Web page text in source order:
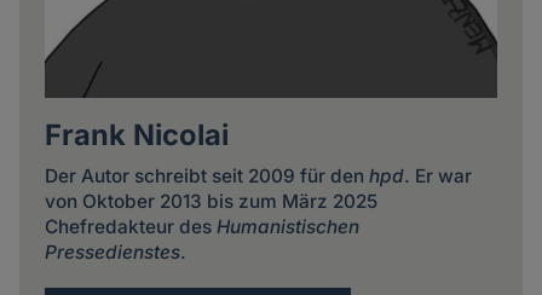
Frank Nicolai
Der Autor schreibt seit 2009 für den hpd. Er war
von Oktober 2013 bis zum März 2025
Chefredakteur des Humanistischen
Pressedienstes.